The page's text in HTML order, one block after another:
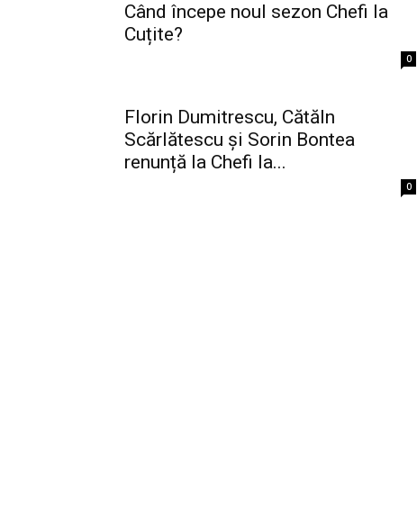
Când începe noul sezon Chefi la
Cuțite?
0
Florin Dumitrescu, Cătăln
Scărlătescu şi Sorin Bontea
renunță la Chefi la...
0